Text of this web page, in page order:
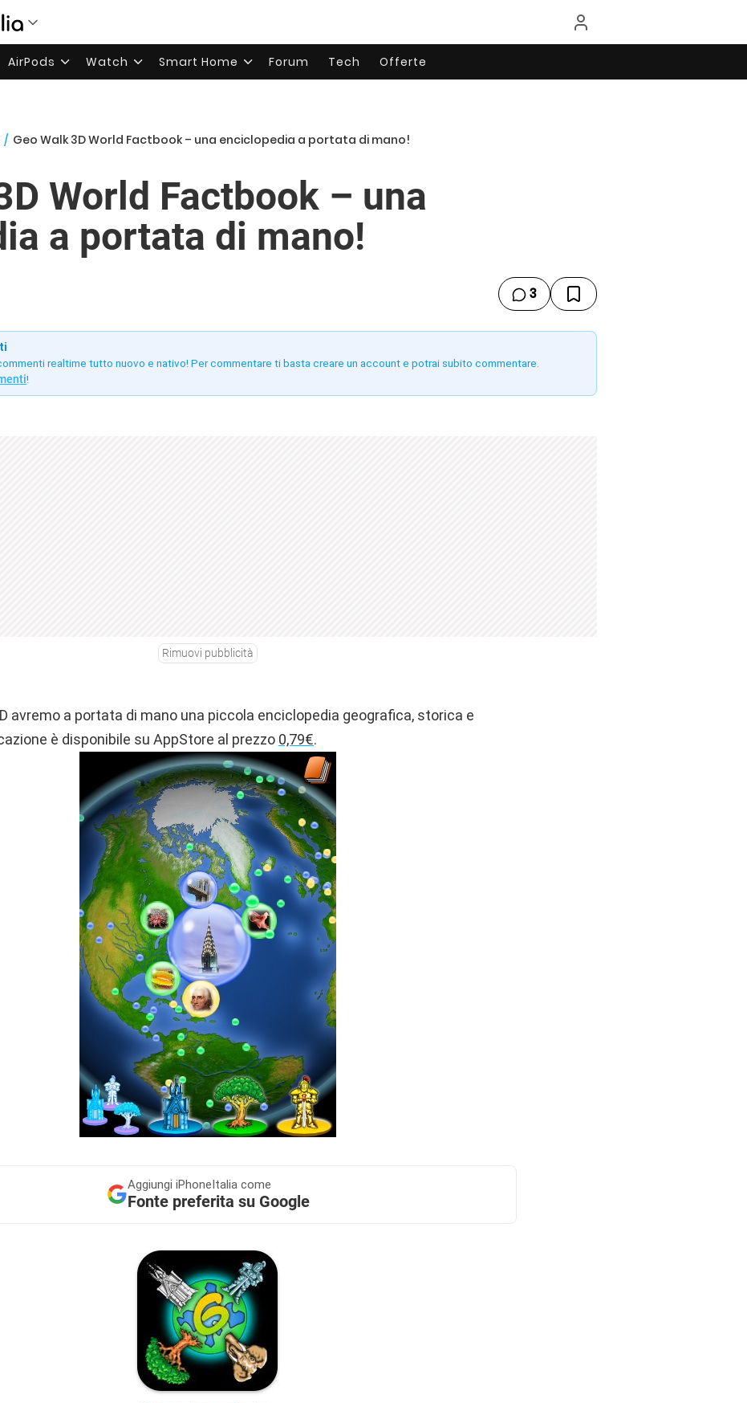
AirPods Watch Smart Home Forum Tech Offerte
/ Geo Walk 3D World Factbook – una enciclopedia a portata di mano!
World Factbook – una
a portata di mano!
3
realtime tutto nuovo e nativo! Per commentare ti basta creare un account e potrai subito commentare.
!
Rimuovi pubblicità
avremo a portata di mano una piccola enciclopedia geografica, storica e
è disponibile su AppStore al prezzo 0,79€.
Aggiungi iPhoneItalia come
Fonte preferita su Google